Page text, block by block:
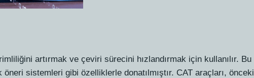
artırmak ve çeviri sürecini hızlandırmak için kullanılır. Bu
sistemleri gibi özelliklerle donatılmıştır. CAT araçları, önceki